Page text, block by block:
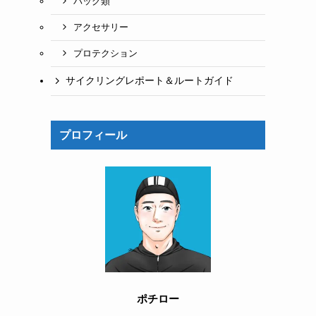
アクセサリー
プロテクション
サイクリングレポート＆ルートガイド
プロフィール
ポチロー